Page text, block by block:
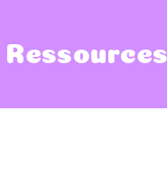
Ressources